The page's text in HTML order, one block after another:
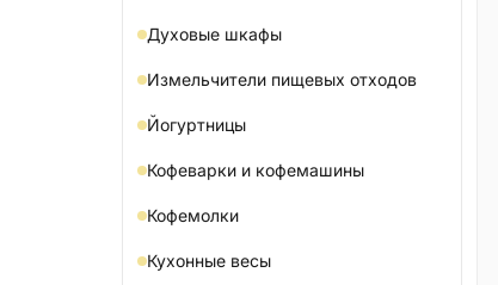
Духовые шкафы
Измельчители пищевых отходов
Йогуртницы
Кофеварки и кофемашины
Кофемолки
Кухонные весы